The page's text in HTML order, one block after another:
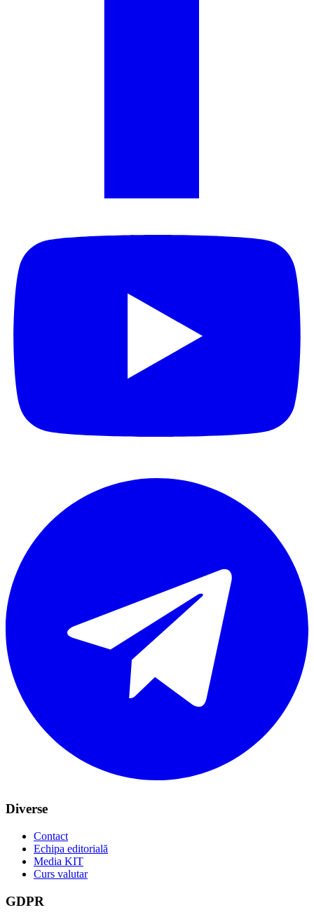
Diverse
Contact
Echipa editorială
Media KIT
Curs valutar
GDPR